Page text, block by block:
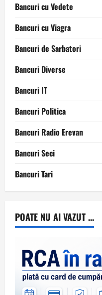
Bancuri cu Vedete
Bancuri cu Viagra
Bancuri de Sarbatori
Bancuri Diverse
Bancuri IT
Bancuri Politica
Bancuri Radio Erevan
Bancuri Seci
Bancuri Tari
POATE NU AI VAZUT ...